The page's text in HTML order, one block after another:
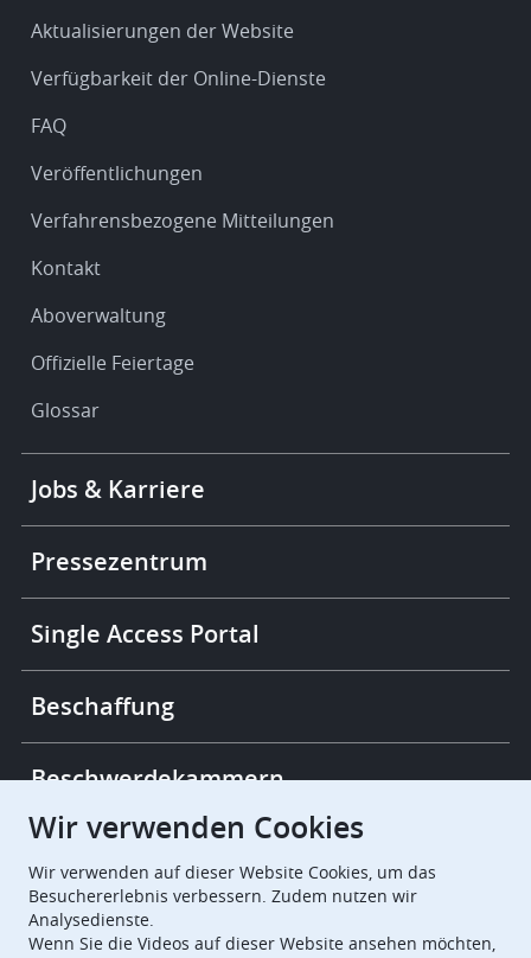
Service
support
Aktualisierungen der Website
Verfügbarkeit der Online-Dienste
FAQ
Veröffentlichungen
Verfahrensbezogene Mitteilungen
Kontakt
Aboverwaltung
Offizielle Feiertage
Glossar
More
links
Jobs & Karriere
Pressezentrum
Single Access Portal
Beschaffung
Beschwerdekammern
EuropeanPatentOffice
Wir verwenden Cookies
Wir verwenden auf dieser Website Cookies, um das
Besuchererlebnis verbessern. Zudem nutzen wir
Analysedienste.
Wenn Sie die Videos auf dieser Website ansehen möchten,